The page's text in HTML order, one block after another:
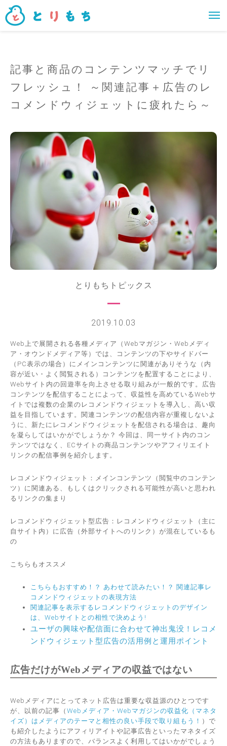
記事と商品のコンテンツマッチでリ
フレッシュ！ ～関連記事＋広告のレ
コメンドウィジェットに疲れたら～
とりもちトピックス
2019.10.03
Web上で展開される各種メディア（Webマガジン・Webメディ
ア・オウンドメディア等）では、コンテンツの下やサイドバー
（PC表示の場合）にメインコンテンツに関連がありそうな（内
容が近い・よく閲覧される）コンテンツを配置することにより、
Webサイト内の回遊率を向上させる取り組みが一般的です。広告
コンテンツを配信することによって、収益性を高めているWebサ
イトでは複数の企業のレコメンドウィジェットを導入し、高い収
益を目指しています。関連コンテンツの配信内容が重複しないよ
うに、新たにレコメンドウィジェットを配信される場合は、趣向
を凝らしてはいかがでしょうか？ 今回は、同一サイト内のコン
テンツではなく、ECサイトの商品コンテンツやアフィリエイト
リンクの配信事例を紹介します。
レコメンドウィジェット：メインコンテンツ（閲覧中のコンテン
ツ）に関連ある、もしくはクリックされる可能性が高いと思われ
るリンクの集まり
レコメンドウィジェット型広告：レコメンドウィジェット（主に
自サイト内）に広告（外部サイトへのリンク）が混在しているも
の
こちらもオススメ
こちらもおすすめ！？ あわせて読みたい！？ 関連記事レ
コメンドウィジェットの表現方法
関連記事を表示するレコメンドウィジェットのデザイン
は、Webサイトとの相性で決めよう!
ユーザの興味や配信面に合わせて神出鬼没！レコメ
ンドウィジェット型広告の活用例と運用ポイント
広告だけがWebメディアの収益ではない
Webメディアにとってネット広告は重要な収益源のひとつです
が、以前の記事（ Webメディア・Webマガジンの収益化（マネタ
イズ）はメディアのテーマと相性の良い手段で取り組もう！ ）で
も紹介したようにアフィリアイトや記事広告といったマネタイズ
の方法もありますので、バランスよく利用してはいかがでしょう